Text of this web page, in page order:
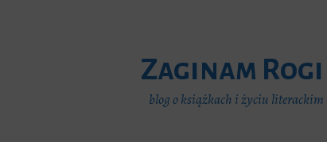
Zaginam Rogi
blog o książkach i życiu literackim